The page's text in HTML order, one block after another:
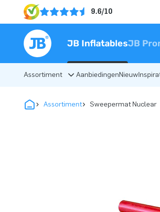
9.6/10
JB InflatablesJB
Assortiment AanbiedingenNieuw
Assortiment Sweepermat Nuclear